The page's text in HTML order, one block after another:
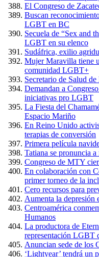
El Congreso de
Buscan
LGBT en BC
Secuela de “Sex and
LGBT en su elenco
Sudáfrica, exilio
Mujer Maravilla tiene
comunidad LGBT+
Secretario de Salud
Demandan a
iniciativas pro LGBT
La Fiesta del
Espacio Mariño
En Reino Unido
terapias de conversión
Primera película
Tatiana se pronuncia
Congreso de MTY
En colaboración con
primer torneo de la
Cero recursos para
Aumenta la depresión
Centroamérica
Humanos
La productora de
representación LGBT
Anuncian sede de los
‘Lightyear’ tendrá un